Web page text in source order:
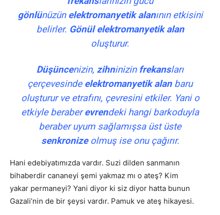
gönlünüzün elektromanyetik alanının etkisini
belirler. Gönül elektromanyetik alan
oluşturur.
Düşüncenizin, zihninizin frekansları
çerçevesinde elektromanyetik alanbaru
oluşturur ve etrafını, çevresini etkiler. Yani o
etkiyle beraberevrendeki hangi barkoduyla
beraber uyum sağlamışsa üst üste
senkronizeolmuş ise onu çağırır.
Hani edebiyatımızda vardır. Suzi dilden sanmanın
bihaberdir cananeyi şemi yakmaz mı o ateş? Kim
yakar permaneyi? Yani diyor ki siz diyor hatta bunun
Gazali’nin de bir şeysi vardır. Pamuk ve ateş hikayesi.